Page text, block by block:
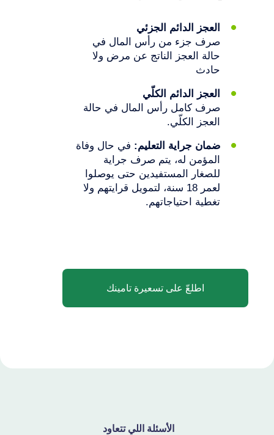
العجز الدائم الجزئي
صرف جزء من رأس المال في
حالة العجز الناتج عن مرض ولا
حادث
العجز الدائم الكلّي
صرف كامل رأس المال في حالة
العجز الكلّي.
ضمان جراية التعليم: في حال وفاة
المؤمن له، يتم صرف جراية
للصغار المستفيدين حتى يوصلوا
لعمر 18 سنة، لتمويل قرايتهم ولا
تغطية احتياجاتهم.
اطلعّ على تسعيرة تامينك
الأسئلة اللي تتعاود